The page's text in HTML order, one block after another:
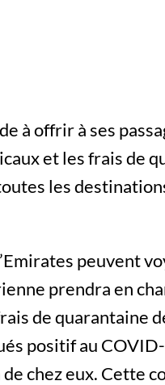
à offrir à ses
et les frais de
les
peuvent
prendra en
de quarantaine
positif au
chez eux. Cette